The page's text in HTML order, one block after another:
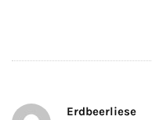
Erdbeerliese